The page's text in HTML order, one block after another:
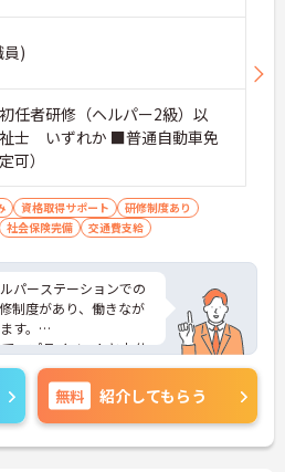
員)
任者研修（ヘルパー2級）以
祉士 いずれか ■普通自動車免
可）
資格取得サポート
研修制度あり
社会保険完備 交通費支給
パーステーションでの
制度があり、働きなが
す。
、プライベートとお仕
いという方にもおスス
面接のポイントなど、
でお気軽にご相談くだ
無料 紹介してもらう